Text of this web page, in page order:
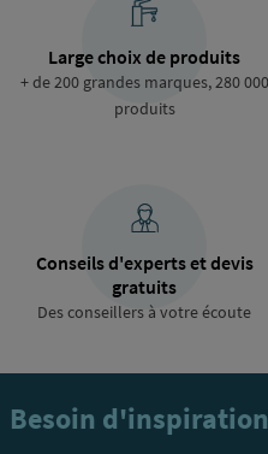
Large choix de produits
+ de 200 grandes marques, 280 000
produits
Conseils d'experts et devis
gratuits
Des conseillers à votre écoute
Besoin